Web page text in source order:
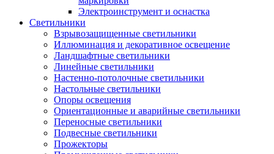
Электроинструмент и оснастка
Светильники
Взрывозащищенные светильники
Иллюминация и декоративное освещение
Ландшафтные светильники
Линейные светильники
Настенно-потолочные светильники
Настольные светильники
Опоры освещения
Ориентационные и аварийные светильники
Переносные светильники
Подвесные светильники
Прожекторы